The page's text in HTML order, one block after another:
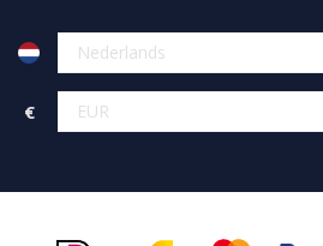
€